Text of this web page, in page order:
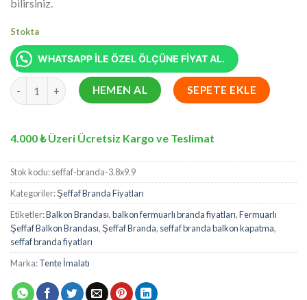
bilirsiniz.
Stokta
WHATSAPP İLE ÖZEL ÖLÇÜNE FİYAT AL.
3,8 x 9,9 Metre Şeffaf Branda Balkon Kapatma - Balkon
HEMEN AL SEPETE EKLE
4.000 ₺ Üzeri Ücretsiz Kargo ve Teslimat
Stok kodu:seffaf-branda-3.8x9.9
Kategoriler:Şeffaf Branda Fiyatları
Etiketler:Balkon Brandası,balkon fermuarlı branda fiyatları,Fermuarlı
Şeffaf Balkon Brandası,Şeffaf Branda, seffaf branda balkon kapatma,
seffaf branda fiyatları
Marka:Tente İmalatı